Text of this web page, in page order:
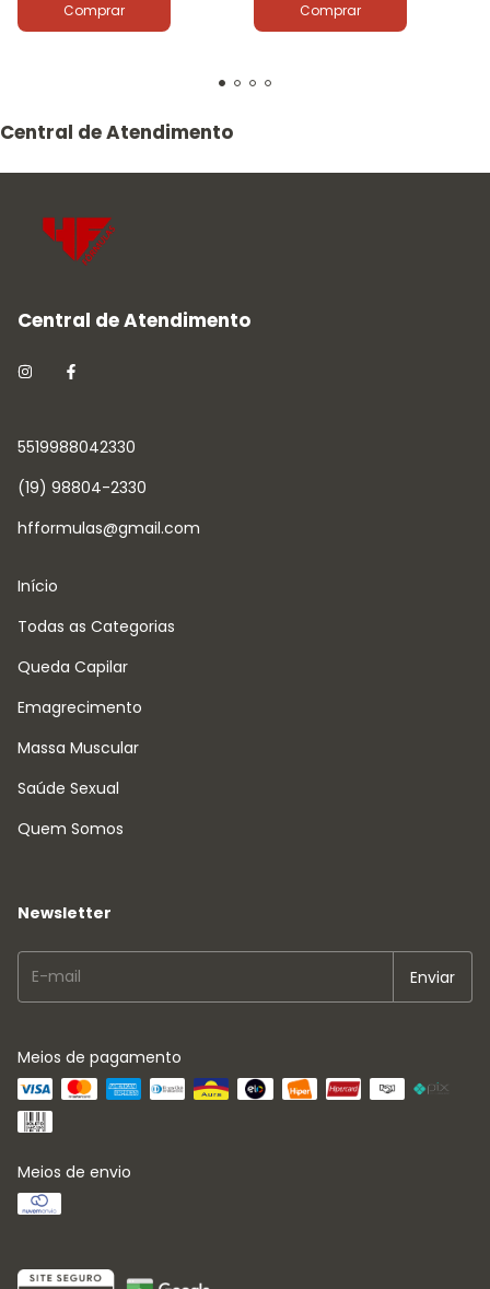
Comprar Comprar
5519988042330
(19) 98804-2330
hfformulas@gmail.com
Início
Todas as Categorias
Queda Capilar
Emagrecimento
Massa Muscular
Saúde Sexual
Quem Somos
Newsletter
Meios de pagamento
Meios de envio